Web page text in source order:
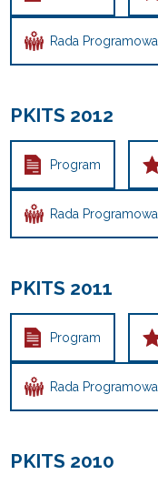
Rada Programowa
PKITS 2012
Program
Rada Programowa
PKITS 2011
Program
Rada Programowa
PKITS 2010